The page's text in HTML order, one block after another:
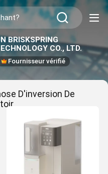
BRISKSPRING
CO., LTD.
Fournisseur vérifié
D'inversion De